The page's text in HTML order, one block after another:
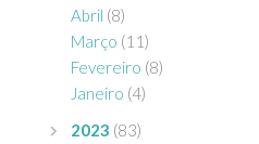
Abril (8)
Março (11)
Fevereiro (8)
Janeiro (4)
2023 (83)